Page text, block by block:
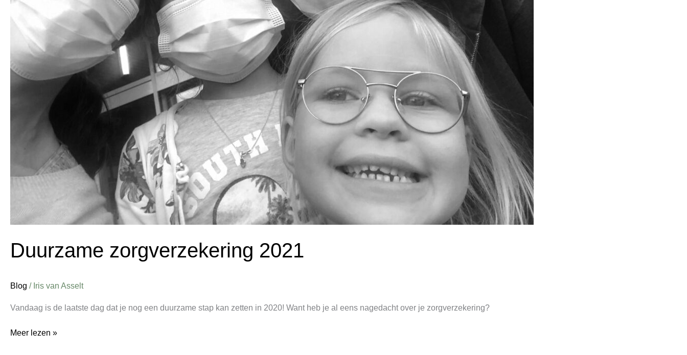
Duurzame zorgverzekering 2021
Blog / Iris van Asselt
Vandaag is de laatste dag dat je nog een duurzame stap kan zetten in 2020! Want heb je al eens nagedacht over je zorgverzekering?
Meer lezen »